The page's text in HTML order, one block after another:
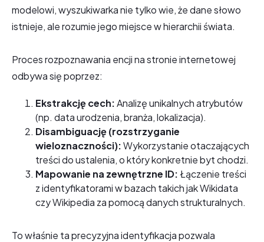
modelowi, wyszukiwarka nie tylko wie, że dane słowo
istnieje, ale rozumie jego miejsce w hierarchii świata.
Proces rozpoznawania encji na stronie internetowej
odbywa się poprzez:
Ekstrakcję cech:Analizę unikalnych atrybutów
(np. data urodzenia, branża, lokalizacja).
Disambiguację (rozstrzyganie
wieloznaczności):Wykorzystanie otaczających
treści do ustalenia, o który konkretnie byt chodzi.
Mapowanie na zewnętrzne ID:Łączenie treści
z identyfikatorami w bazach takich jak Wikidata
czy Wikipedia za pomocą danych strukturalnych.
To właśnie ta precyzyjna identyfikacja pozwala